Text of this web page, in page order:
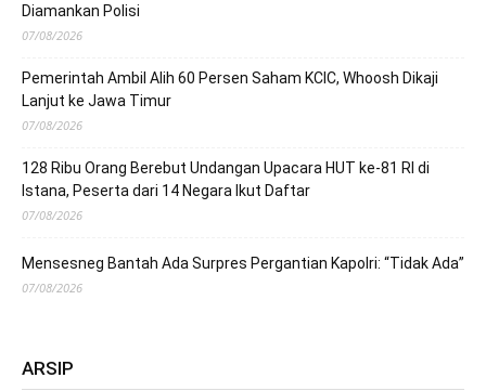
Diamankan Polisi
07/08/2026
Pemerintah Ambil Alih 60 Persen Saham KCIC, Whoosh Dikaji
Lanjut ke Jawa Timur
07/08/2026
128 Ribu Orang Berebut Undangan Upacara HUT ke-81 RI di
Istana, Peserta dari 14 Negara Ikut Daftar
07/08/2026
Mensesneg Bantah Ada Surpres Pergantian Kapolri: “Tidak Ada”
07/08/2026
ARSIP